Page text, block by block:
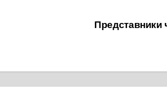
Представники